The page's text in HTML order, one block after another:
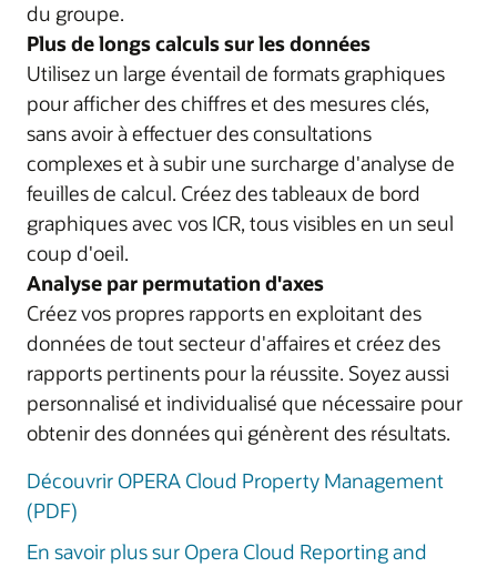
du groupe.
Plus de longs calculs sur les données
Utilisez un large éventail de formats graphiques
pour afficher des chiffres et des mesures clés,
sans avoir à effectuer des consultations
complexes et à subir une surcharge d'analyse de
feuilles de calcul. Créez des tableaux de bord
graphiques avec vos ICR, tous visibles en un seul
coup d'oeil.
Analyse par permutation d'axes
Créez vos propres rapports en exploitant des
données de tout secteur d'affaires et créez des
rapports pertinents pour la réussite. Soyez aussi
personnalisé et individualisé que nécessaire pour
obtenir des données qui génèrent des résultats.
Découvrir OPERA Cloud Property Management
(PDF)
En savoir plus sur Opera Cloud Reporting and